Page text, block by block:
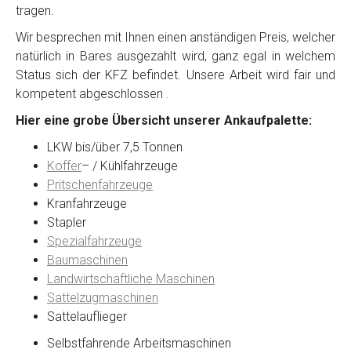
tragen.
Wir besprechen mit Ihnen einen anständigen Preis, welcher
natürlich in Bares ausgezahlt wird, ganz egal in welchem
Status sich der KFZ befindet. Unsere Arbeit wird fair und
kompetent abgeschlossen .
Hier eine grobe Übersicht unserer Ankaufpalette:
LKW bis/über 7,5 Tonnen
Koffer– / Kühlfahrzeuge
Pritschenfahrzeuge
Kranfahrzeuge
Stapler
Spezialfahrzeuge
Baumaschinen
Landwirtschaftliche Maschinen
Sattelzugmaschinen
Sattelauflieger
Selbstfahrende Arbeitsmaschinen